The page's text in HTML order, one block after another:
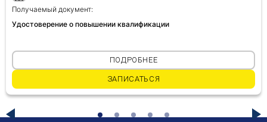
противодиабетических препаратов - это
сложная область, которая занимается
препаратов, используемых для лечения
диабета. Противодиабетические препараты
используются для лечения диабета путем
регулирования уровня глюкозы в крови и
Различные противодиабетические препараты
Получаемый документ:
Удостоверение о повышении квалификации
ПОДРОБНЕЕ
ЗАПИСАТЬСЯ